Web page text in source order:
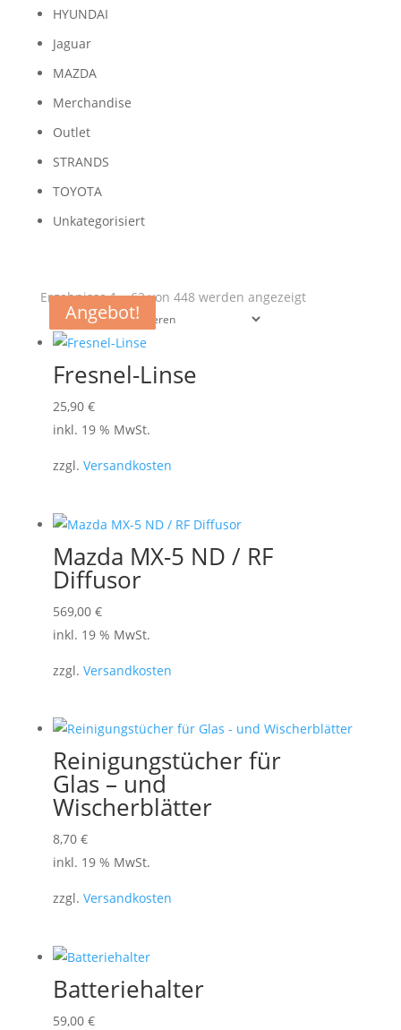
HYUNDAI
Jaguar
MAZDA
Merchandise
Outlet
STRANDS
TOYOTA
Unkategorisiert
Ergebnisse 1 – 62 von 448 werden angezeigtNach
Fresnel-Linse
25,90 €
inkl. 19 % MwSt.
zzgl. Versandkosten
Mazda MX-5 ND / RF
Diffusor
569,00 €
inkl. 19 % MwSt.
zzgl. Versandkosten
Reinigungstücher für
Glas – und
Wischerblätter
8,70 €
inkl. 19 % MwSt.
zzgl. Versandkosten
Batteriehalter
59,00 €
Angebot!
Angebot!
Angebot!
Angebot!